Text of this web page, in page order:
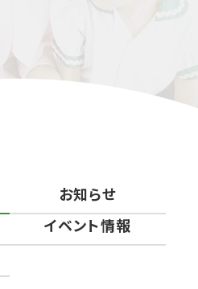
お知らせ
イベント情報